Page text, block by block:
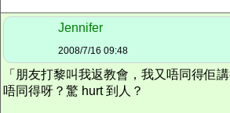
Jennifer
2008/7/16 09:48
「朋友打黎叫我返教會，我又唔同得佢
唔同得呀？驚 hurt 到人？